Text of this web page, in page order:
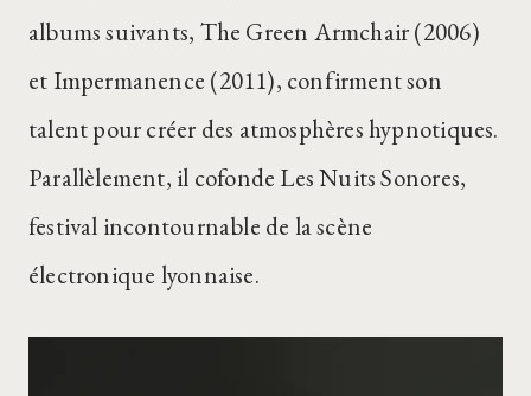
albums suivants, The Green Armchair (2006)
et Impermanence (2011), confirment son
talent pour créer des atmosphères hypnotiques.
Parallèlement, il cofonde Les Nuits Sonores,
festival incontournable de la scène
électronique lyonnaise.